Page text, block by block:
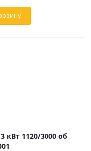
кВт 1120/3000 об